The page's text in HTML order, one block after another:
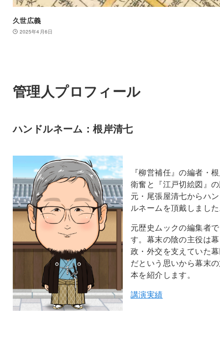
久世広義
2025年4月6日
管理人プロフィール
ハンドルネーム：根岸清七
『柳営補任』の編者・
衛奮と『江戸切絵図』
元・尾張屋清七からハ
ルネームを頂戴しまし
元歴史ムックの編集者で
す。幕末の陰の主役は幕
政・外交を支えていた
だという思いから幕末
本を紹介します。
講演実績